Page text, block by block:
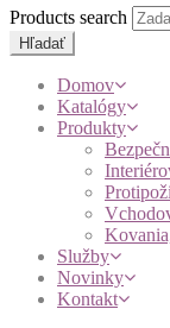
Products search
Hľadať
Domov
Katalógy
Produkty
Služby
Novinky
Kontakt